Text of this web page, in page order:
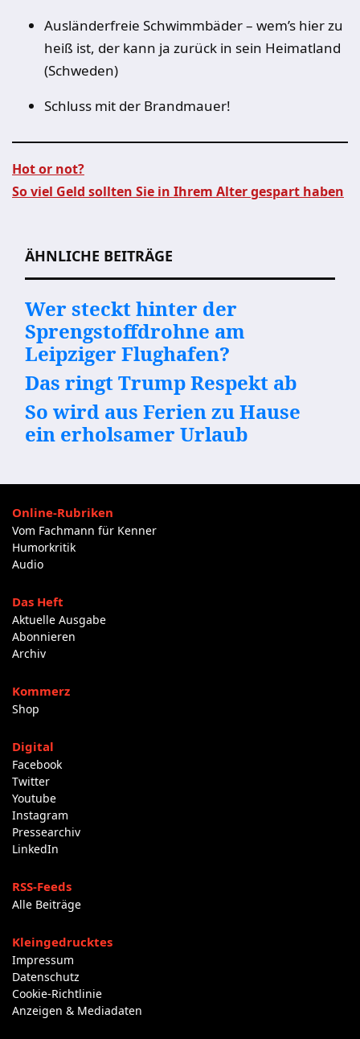
Ausländerfreie Schwimmbäder – wem’s hier zu
heiß ist, der kann ja zurück in sein Heimatland
(Schweden)
Schluss mit der Brandmauer!
Hot or not?
So viel Geld sollten Sie in Ihrem Alter gespart haben
ÄHNLICHE BEITRÄGE
Wer steckt hinter der
Sprengstoffdrohne am
Leipziger Flughafen?
Das ringt Trump Respekt ab
So wird aus Ferien zu Hause
ein erholsamer Urlaub
Online-Rubriken
Vom Fachmann für Kenner
Humorkritik
Audio
Das Heft
Aktuelle Ausgabe
Abonnieren
Archiv
Kommerz
Shop
Digital
Facebook
Twitter
Youtube
Instagram
Pressearchiv
LinkedIn
RSS-Feeds
Alle Beiträge
Kleingedrucktes
Impressum
Datenschutz
Cookie-Richtlinie
Anzeigen & Mediadaten